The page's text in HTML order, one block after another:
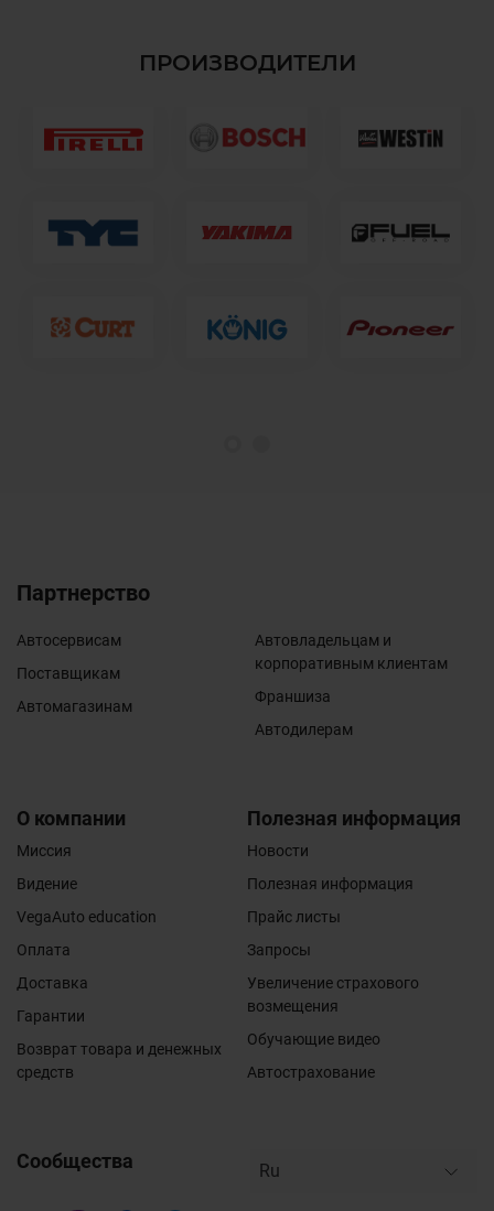
ПРОИЗВОДИТЕЛИ
Партнерство
Автосервисам
Поставщикам
Автомагазинам
Автовладельцам и
корпоративным клиентам
Франшиза
Автодилерам
О компании
Миссия
Видение
VegaAuto education
Оплата
Доставка
Гарантии
Возврат товара и денежных
средств
Полезная информация
Новости
Полезная информация
Прайс листы
Запросы
Увеличение страхового
возмещения
Обучающие видео
Автострахование
Сообщества